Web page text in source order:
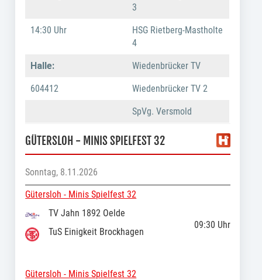
3
14:30 Uhr
HSG Rietberg-Mastholte
4
Halle: Wiedenbrücker TV
604412 Wiedenbrücker TV 2
SpVg. Versmold
GÜTERSLOH - MINIS SPIELFEST 32
Sonntag, 8.11.2026
Gütersloh - Minis Spielfest 32
TV Jahn 1892 Oelde
TuS Einigkeit Brockhagen
09:30 Uhr
Gütersloh - Minis Spielfest 32